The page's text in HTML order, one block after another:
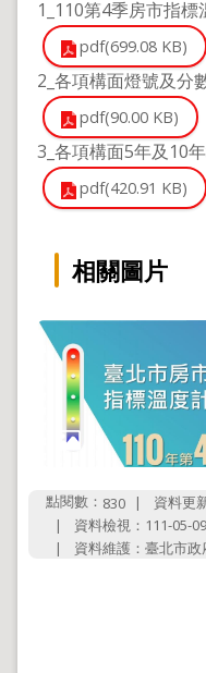
1_110第4季房市指標
pdf(699.08 KB)
2_各項構面燈號及分
pdf(90.00 KB)
3_各項構面5年及10
pdf(420.91 KB)
相關圖片
點閱數： 830
資料更
資料檢視：111-05-
資料維護：臺北市政